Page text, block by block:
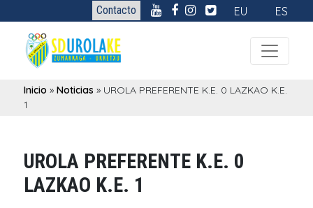
Contacto EU ES
Inicio »Noticias » UROLA PREFERENTE K.E. 0 LAZKAO K.E.
1
UROLA PREFERENTE K.E. 0
LAZKAO K.E. 1